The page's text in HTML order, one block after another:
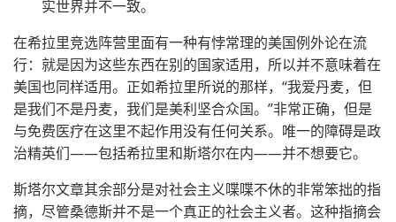
实世界并不一致。
在希拉里竞选阵营里面有一种有悖常理的美国例外论在流
行：就是因为这些东西在别的国家适用，所以并不意味着在
美国也同样适用。正如希拉里所说的那样，“我爱丹麦，但
是我们不是丹麦，我们是美利坚合众国。”非常正确，但是
与免费医疗在这里不起作用没有任何关系。唯一的障碍是政
治精英们——包括希拉里和斯塔尔在内——并不想要它。
斯塔尔文章其余部分是对社会主义喋喋不休的非常笨拙的指
摘，尽管桑德斯并不是一个真正的社会主义者。这种指摘会